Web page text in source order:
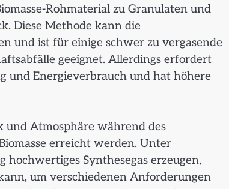
Rohmaterial zu Granulaten und
Diese Methode kann die
und ist für einige schwer zu vergasende
geeignet. Allerdings erfordert
und Energieverbrauch und hat höhere
und Atmosphäre während des
erreicht werden. Unter
hochwertiges Synthesegas erzeugen,
um verschiedenen Anforderungen